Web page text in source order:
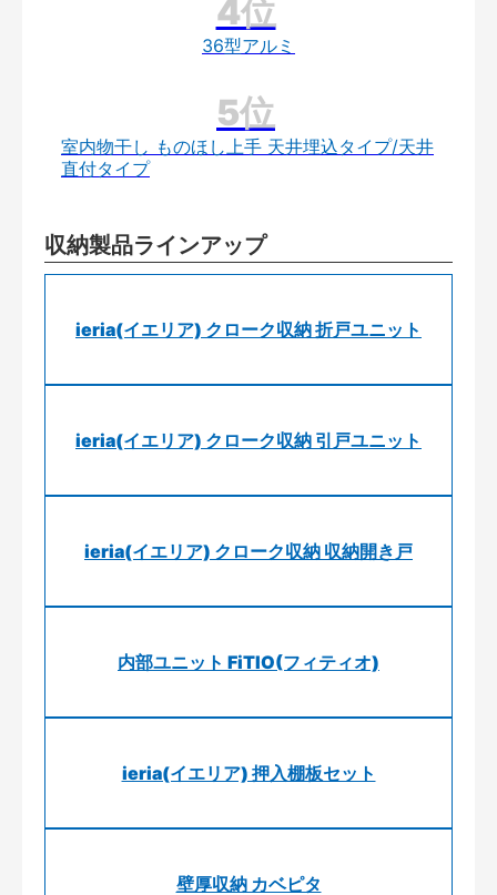
36型アルミ
室内物干し ものほし上手 天井埋込タイプ/天井
直付タイプ
収納製品ラインアップ
ieria(イエリア) クローク収納 折戸ユニット
ieria(イエリア) クローク収納 引戸ユニット
ieria(イエリア) クローク収納 収納開き戸
内部ユニット FiTIO(フィティオ)
ieria(イエリア) 押入棚板セット
壁厚収納 カベピタ